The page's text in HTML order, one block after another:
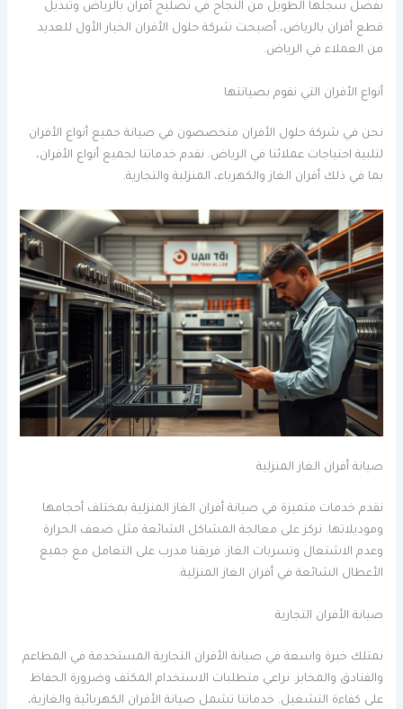
بفضل سجلها الطويل من النجاح في تصليح أفران بالرياض وتبديل
قطع أفران بالرياض، أصبحت شركة حلول الأفران الخيار الأول للعديد
من العملاء في الرياض.
أنواع الأفران التي نقوم بصيانتها
نحن في شركة حلول الأفران متخصصون في صيانة جميع أنواع الأفران
لتلبية احتياجات عملائنا في الرياض. نقدم خدماتنا لجميع أنواع الأفران،
بما في ذلك أفران الغاز والكهرباء، المنزلية والتجارية.
صيانة أفران الغاز المنزلية
نقدم خدمات متميزة في صيانة أفران الغاز المنزلية بمختلف أحجامها
وموديلاتها. نركز على معالجة المشاكل الشائعة مثل ضعف الحرارة
وعدم الاشتعال وتسربات الغاز. فريقنا مدرب على التعامل مع جميع
الأعطال الشائعة في أفران الغاز المنزلية.
صيانة الأفران التجارية
نمتلك خبرة واسعة في صيانة الأفران التجارية المستخدمة في المطاعم
والفنادق والمخابز. نراعي متطلبات الاستخدام المكثف وضرورة الحفاظ
على كفاءة التشغيل. خدماتنا تشمل صيانة الأفران الكهربائية والغازية،